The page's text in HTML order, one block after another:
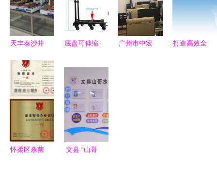
战略
艺术就业路
(五)
天丰泰沙井
G029工厂
店盛大开
业，信息咨
询服务全新
底盘可伸缩
新宠与实用
指南
广州市中宏
打造高效全
怀柔区杀菌
文县 “山哥